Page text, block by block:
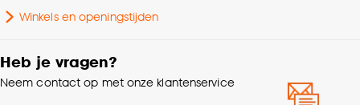
Winkels en openingstijden
Heb je vragen?
Neem contact op met onze klantenservice